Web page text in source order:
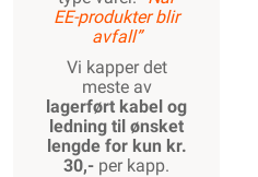
EE-produkter blir
avfall”
Vi kapper det
meste av
lagerført kabel og
ledning til ønsket
lengde for kun kr.
30,- per kapp.